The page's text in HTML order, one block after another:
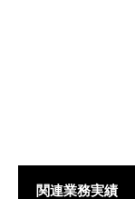
関連業務実績